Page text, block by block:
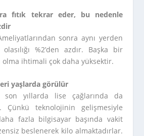
fıtık tekrar eder, bu nedenle
sonra aynı yerden
olasılığı %2’den azdır. Başka bir
olma ihtimali çok daha yüksektir.
yaşlarda görülür
son yıllarda lise çağlarında da
Çünkü teknolojinin gelişmesiyle
fazla bilgisayar başında vakit
beslenerek kilo almaktadırlar.